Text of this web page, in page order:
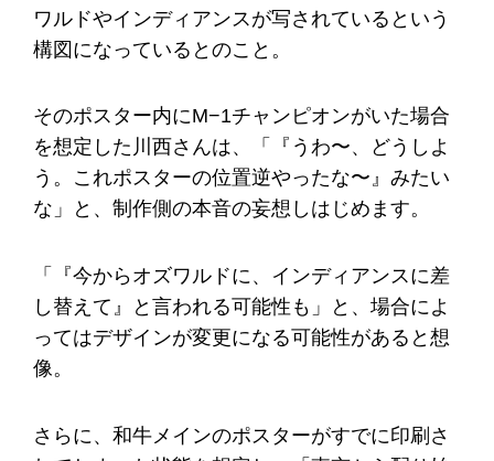
ワルドやインディアンスが写されているという
構図になっているとのこと。
そのポスター内にM−1チャンピオンがいた場合
を想定した川西さんは、「『うわ〜、どうしよ
う。これポスターの位置逆やったな〜』みたい
な」と、制作側の本音の妄想しはじめます。
「『今からオズワルドに、インディアンスに差
し替えて』と言われる可能性も」と、場合によ
ってはデザインが変更になる可能性があると想
像。
さらに、和牛メインのポスターがすでに印刷さ